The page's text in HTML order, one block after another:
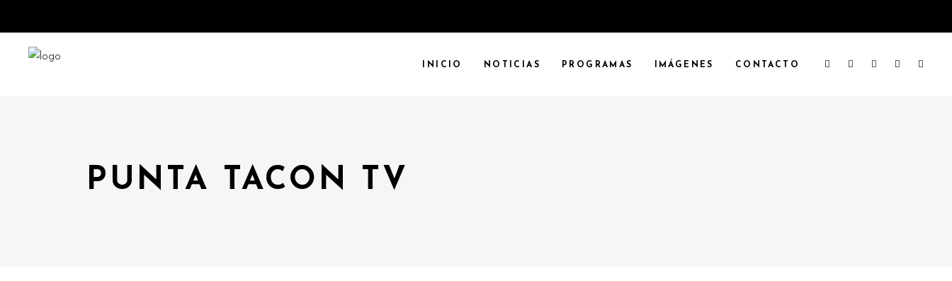
INICIO NOTICIAS PROGRAMAS IMÁGENES CONTACTO
PUNTA TACON TV